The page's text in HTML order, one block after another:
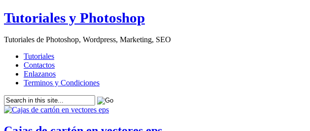
Tutoriales y Photoshop
Tutoriales de Photoshop, Wordpress, Marketing, SEO
Tutoriales
Contactos
Enlazanos
Terminos y Condiciones